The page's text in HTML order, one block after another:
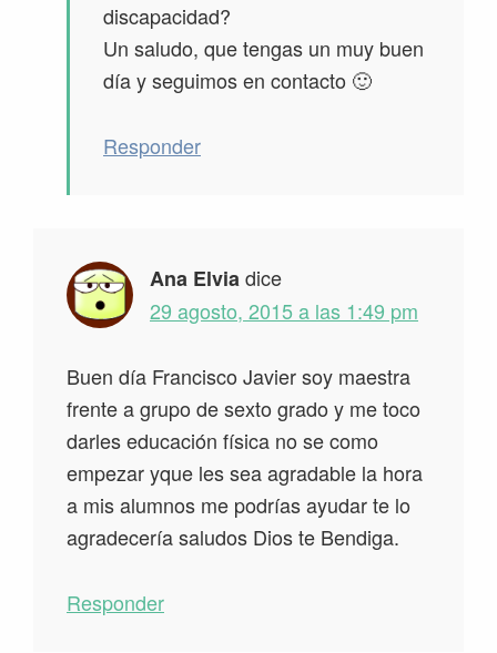
discapacidad?
Un saludo, que tengas un muy buen
día y seguimos en contacto 🙂
Responder
Ana Elviadice
29 agosto, 2015 a las 1:49 pm
Buen día Francisco Javier soy maestra
frente a grupo de sexto grado y me toco
darles educación física no se como
empezar yque les sea agradable la hora
a mis alumnos me podrías ayudar te lo
agradecería saludos Dios te Bendiga.
Responder